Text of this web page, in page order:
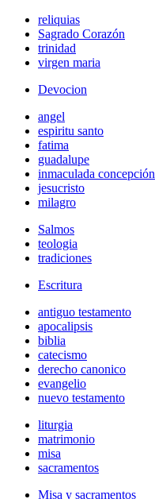
reliquias
Sagrado Corazón
trinidad
virgen maria
Devocion
angel
espiritu santo
fatima
guadalupe
inmaculada concepción
jesucristo
milagro
Salmos
teologia
tradiciones
Escritura
antiguo testamento
apocalipsis
biblia
catecismo
derecho canonico
evangelio
nuevo testamento
liturgia
matrimonio
misa
sacramentos
Misa y sacramentos